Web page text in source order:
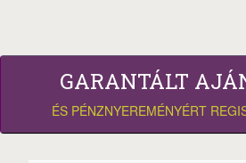
GARANTÁLT
ÉS PÉNZNYEREMÉNYÉRT